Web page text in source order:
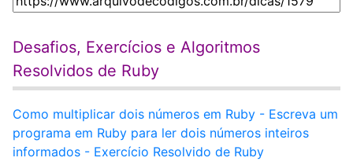
Desafios, Exercícios e Algoritmos
Resolvidos de Ruby
Como multiplicar dois números em Ruby - Escreva um
programa em Ruby para ler dois números inteiros
informados - Exercício Resolvido de Ruby